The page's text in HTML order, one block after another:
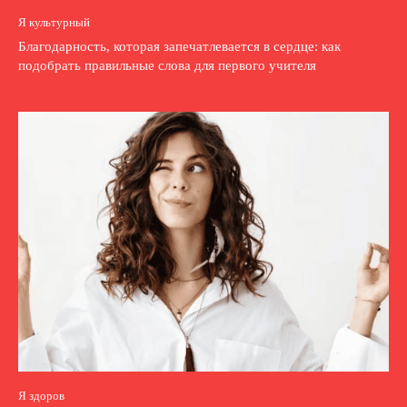
Я культурный
Благодарность, которая запечатлевается в сердце: как
подобрать правильные слова для первого учителя
Я здоров